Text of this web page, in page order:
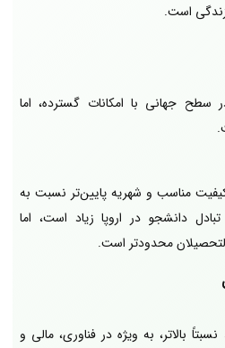
زندگی است.
سطح جهانی با امکانات گسترده، اما
مناسب و شهریه پایین‌تر نسبت به
دانشجو در اروپا زیاد است، اما
محدودتر است.
بالاتر، به ویژه در فناوری، مالی و